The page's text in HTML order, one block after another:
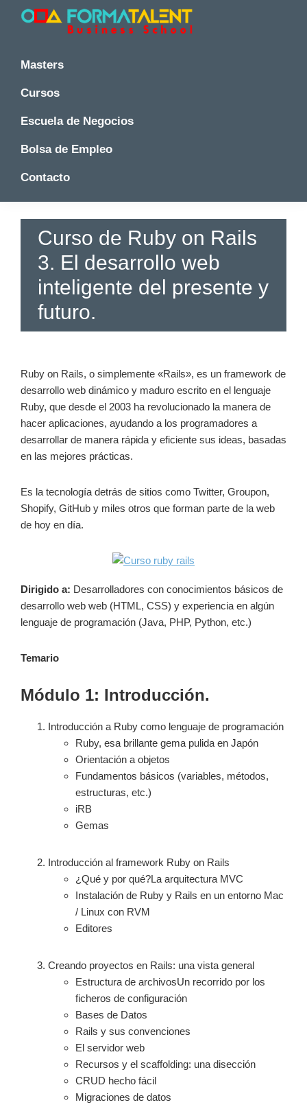
Saltar
Saltar
Saltar
principal
y
Master
en
Madrid
Formatalent
y
en
-
Formatalent
Masters
Cursos
Escuela de Negocios
Bolsa de Empleo
Contacto
Curso de Ruby on Rails
3. El desarrollo web
inteligente del presente y
futuro.
Ruby on Rails, o simplemente «Rails», es un framework de
desarrollo web dinámico y maduro escrito en el lenguaje
Ruby, que desde el 2003 ha revolucionado la manera de
hacer aplicaciones, ayudando a los programadores a
desarrollar de manera rápida y eficiente sus ideas, basadas
en las mejores prácticas.
Es la tecnología detrás de sitios como Twitter, Groupon,
Shopify, GitHub y miles otros que forman parte de la web
de hoy en día.
Dirigido a: Desarrolladores con conocimientos básicos de
desarrollo web web (HTML, CSS) y experiencia en algún
lenguaje de programación (Java, PHP, Python, etc.)
Temario
Módulo 1: Introducción.
Introducción a Ruby como lenguaje de programación
Ruby, esa brillante gema pulida en Japón
Orientación a objetos
Fundamentos básicos (variables, métodos,
estructuras, etc.)
iRB
Gemas
Introducción al framework Ruby on Rails
¿Qué y por qué?La arquitectura MVC
Instalación de Ruby y Rails en un entorno Mac
/ Linux con RVM
Editores
Creando proyectos en Rails: una vista general
Estructura de archivosUn recorrido por los
ficheros de configuración
Bases de Datos
Rails y sus convenciones
El servidor web
Recursos y el scaffolding: una disección
CRUD hecho fácil
Migraciones de datos